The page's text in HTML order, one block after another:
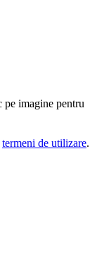
pe imagine pentru
termeni de utilizare.